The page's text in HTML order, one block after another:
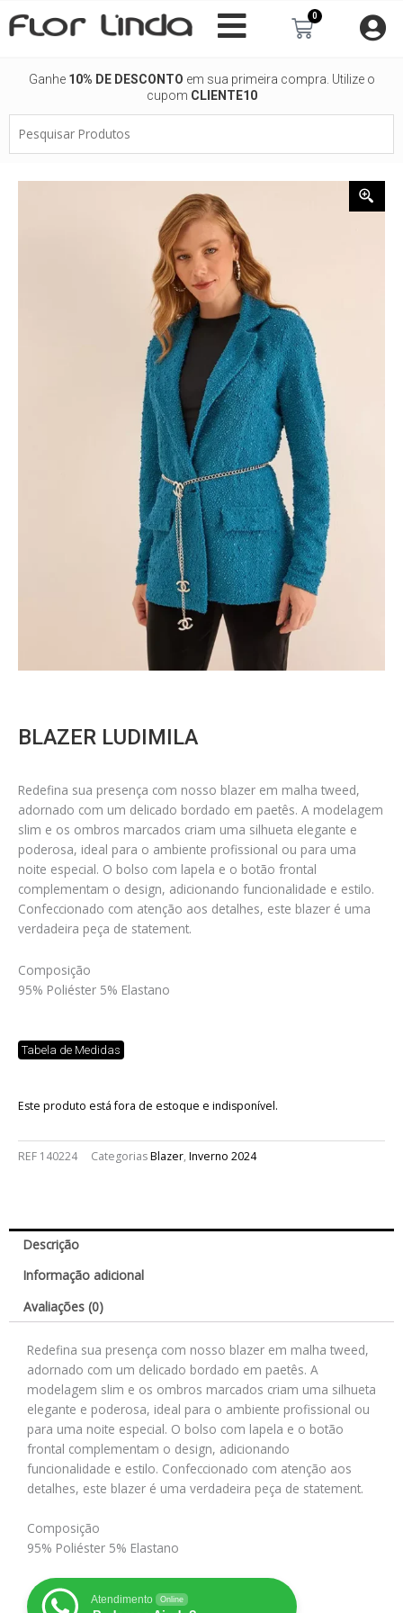
para
0
Carrinho
Ganhe 10% DE DESCONTO em sua primeira compra. Utilize o
cupom CLIENTE10
Produtos
BLAZER LUDIMILA
Redefina sua presença com nosso blazer em malha tweed,
adornado com um delicado bordado em paetês. A modelagem
slim e os ombros marcados criam uma silhueta elegante e
poderosa, ideal para o ambiente profissional ou para uma
noite especial. O bolso com lapela e o botão frontal
complementam o design, adicionando funcionalidade e estilo.
Confeccionado com atenção aos detalhes, este blazer é uma
verdadeira peça de statement.
Composição
95% Poliéster 5% Elastano
Tabela de Medidas
Este produto está fora de estoque e indisponível.
REF 140224 CategoriasBlazer, Inverno 2024
Descrição
Informação adicional
Avaliações (0)
Redefina sua presença com nosso blazer em malha tweed,
adornado com um delicado bordado em paetês. A
modelagem slim e os ombros marcados criam uma silhueta
elegante e poderosa, ideal para o ambiente profissional ou
para uma noite especial. O bolso com lapela e o botão
frontal complementam o design, adicionando
funcionalidade e estilo. Confeccionado com atenção aos
detalhes, este blazer é uma verdadeira peça de statement.
Composição
95% Poliéster 5% Elastano
Atendimento Online